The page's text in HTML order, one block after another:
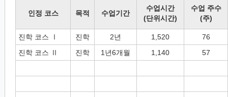
인정 코스 목적 수업기간
수업시간
(단위시간)
수업 주수
(주)
진학 코스 Ⅰ 진학 2년 1,520
76
진학 코스 Ⅱ
진학 1년6개월 1,140 57